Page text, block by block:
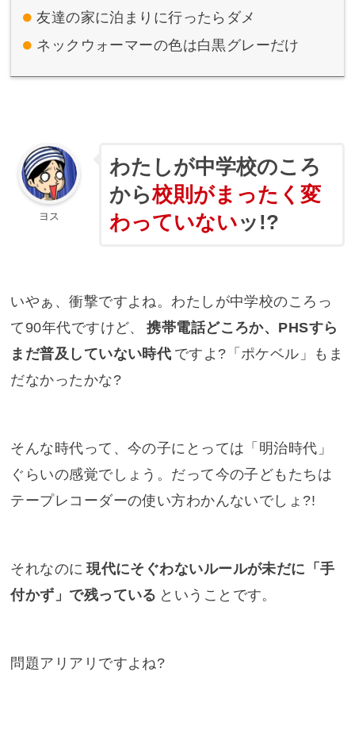
友達の家に泊まりに行ったらダメ
ネックウォーマーの色は白黒グレーだけ
ヨス
わたしが中学校のころ
から校則がまったく変
わっていないッ!?
いやぁ、衝撃ですよね。わたしが中学校のころっ
て90年代ですけど、
携帯電話どころか、PHSすら
まだ普及していない時代 ですよ?「ポケベル」もま
だなかったかな?
そんな時代って、今の子にとっては「明治時代」
ぐらいの感覚でしょう。だって今の子どもたちは
テープレコーダーの使い方わかんないでしょ?!
それなのに 現代にそぐわないルールが未だに「手
付かず」で残っている ということです。
問題アリアリですよね?